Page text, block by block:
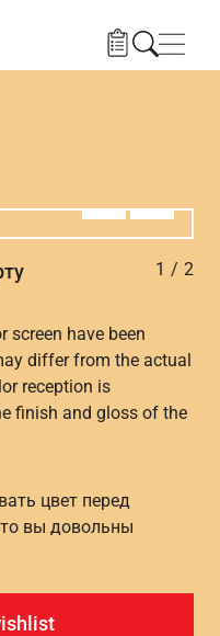
1 / 2
screen have been
differ from the actual
reception is
finish and gloss of the
цвет перед
вы довольны